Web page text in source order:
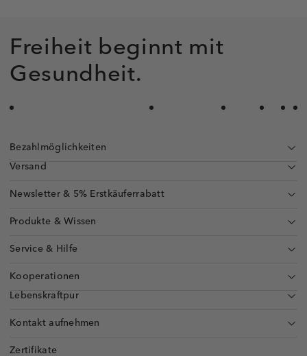
Freiheit beginnt mit
Gesundheit.
Produkte & Wissen
Service & Hilfe
Kooperationen
Lebenskraftpur
Kontakt aufnehmen
Bezahlmöglichkeiten
Versand
Zertifikate
Newsletter & 5% Erstkäuferrabatt